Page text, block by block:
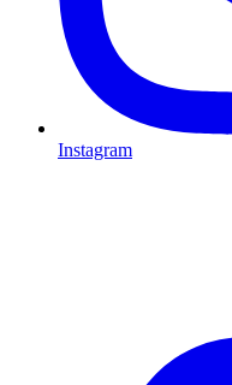
Instagram